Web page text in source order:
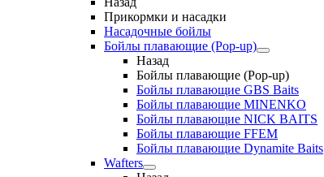
Прикормки и насадки
Насадочные бойлы
Бойлы плавающие (Pop-up)
Назад
Бойлы плавающие (Pop-up)
Бойлы плавающие GBS Baits
Бойлы плавающие MINENKO
Бойлы плавающие NICK BAITS
Бойлы плавающие FFEM
Бойлы плавающие Dynamite Baits
Wafters